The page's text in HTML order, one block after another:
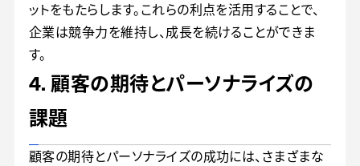
ットをもたらします。これらの利点を活用することで、
企業は競争力を維持し、成長を続けることができま
す。
4. 顧客の期待とパーソナライズの
課題
顧客の期待とパーソナライズの成功には、さまざまな